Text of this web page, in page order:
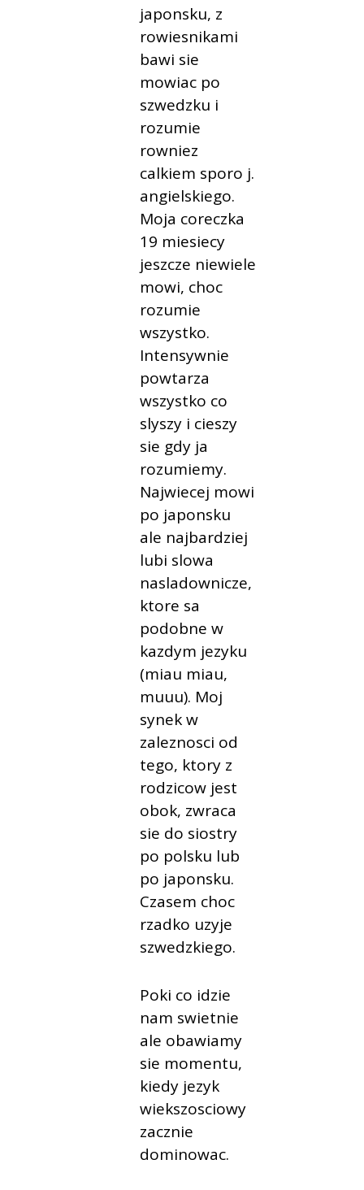
japonsku, z
rowiesnikami
bawi sie
mowiac po
szwedzku i
rozumie
rowniez
calkiem sporo j.
angielskiego.
Moja coreczka
19 miesiecy
jeszcze niewiele
mowi, choc
rozumie
wszystko.
Intensywnie
powtarza
wszystko co
slyszy i cieszy
sie gdy ja
rozumiemy.
Najwiecej mowi
po japonsku
ale najbardziej
lubi slowa
nasladownicze,
ktore sa
podobne w
kazdym jezyku
(miau miau,
muuu). Moj
synek w
zaleznosci od
tego, ktory z
rodzicow jest
obok, zwraca
sie do siostry
po polsku lub
po japonsku.
Czasem choc
rzadko uzyje
szwedzkiego.
Poki co idzie
nam swietnie
ale obawiamy
sie momentu,
kiedy jezyk
wiekszosciowy
zacznie
dominowac.